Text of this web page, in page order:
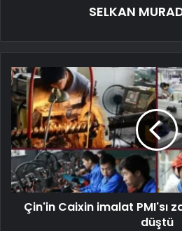
SELKAN
Çin'in Caixin imalat PMI'sı
düştü